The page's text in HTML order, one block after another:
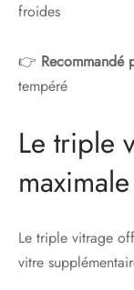
froides
👉 Recommandé
tempéré
Le triple
maximale
Le triple vitrage
vitre